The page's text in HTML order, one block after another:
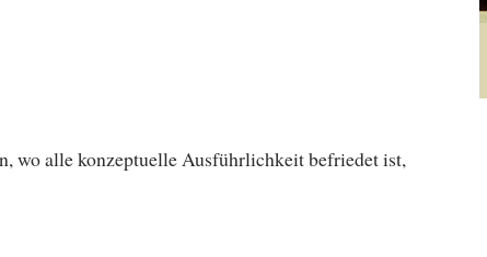
wo alle konzeptuelle Ausführlichkeit befriedet ist,